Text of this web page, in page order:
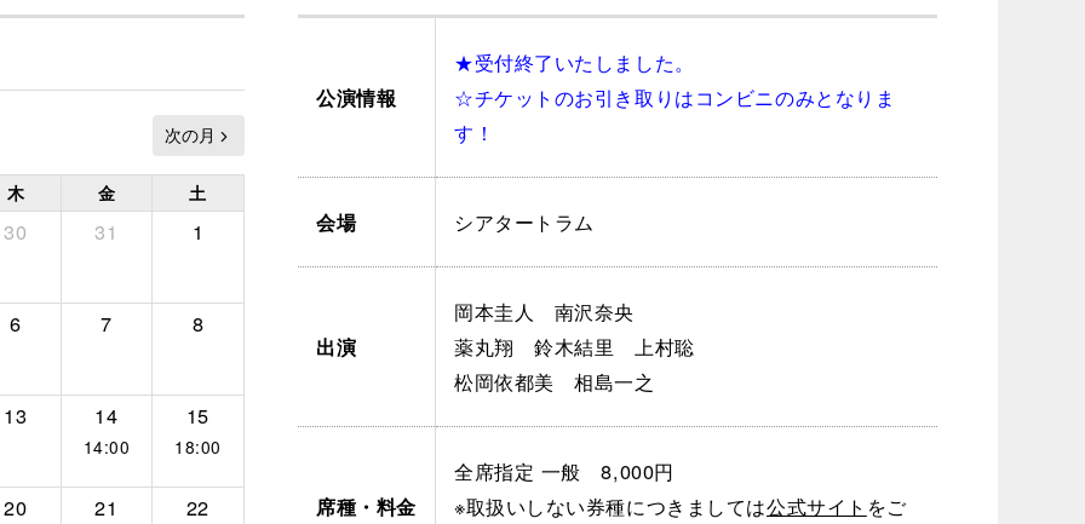
木 金 土
30 31 1
6 7 8
13 14
14:00
15
18:00
20 21 22
公演情報
★受付終了いたしました。
☆チケットのお引き取りはコンビニのみとなりま
す！
会場 シアタートラム
出演
岡本圭人 南沢奈央
薬丸翔 鈴木結里 上村聡
松岡依都美 相島一之
席種・料金
全席指定 一般 8,000円
※取扱いしない券種につきましては公式サイト をご